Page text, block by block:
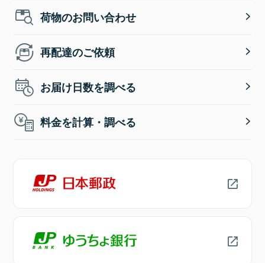
荷物のお問い合わせ
再配達のご依頼
お届け日数を調べる
料金を計算・調べる